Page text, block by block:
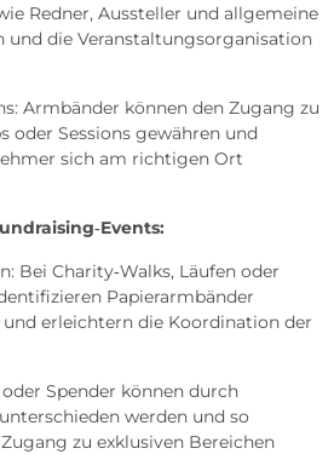
Redner, Aussteller und allgemeine
und die Veranstaltungsorganisation
Armbänder können den Zugang zu
oder Sessions gewähren und
sich am richtigen Ort
Bei Charity‑Walks, Läufen oder
Papierarmbänder
erleichtern die Koordination der
oder Spender können durch
werden und so
zu exklusiven Bereichen